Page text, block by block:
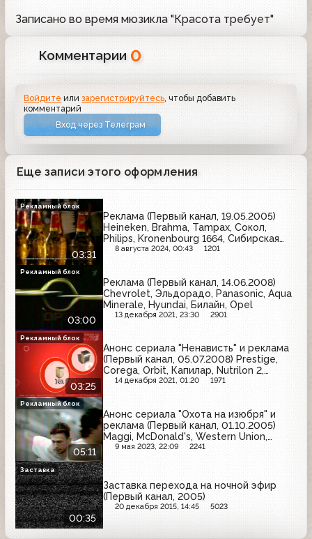
Записано во время мюзикла "Красота требует"
Комментарии 0
Войдите илизарегистрируйтесь , чтобы добавить
комментарий
Вход через Телеграм
Еще записи этого оформления
03:31
Реклама (Первый канал, 19.05.2005)
Heineken, Brahma, Tampax, Сокол,
Philips, Kronenbourg 1664, Сибирская
корона
8 августа 2024, 00:43 1201
Рекламный блок
03:00
Реклама (Первый канал, 14.06.2008)
Chevrolet, Эльдорадо, Panasonic, Aqua
Minerale, Hyundai, Билайн, Opel
13 декабря 2021, 23:30 2901
Рекламный блок
03:25
Анонс сериала "Ненависть" и реклама
(Первый канал, 05.07.2008) Prestige,
Corega, Orbit, Капилар, Nutrilon 2,
Имунеле, Raid, Solpadeine, М.Видео
14 декабря 2021, 01:20 1971
Рекламный блок
05:11
Анонс сериала "Охота на изюбря" и
реклама (Первый канал, 01.10.2005)
Maggi, McDonald's, Western Union,
Coca-Cola, Kitekat, Old Spice, Samsung,
9 мая 2023, 22:09 2241
Рекламный блок
00:35
Заставка перехода на ночной эфир
(Первый канал, 2005)
20 декабря 2015, 14:45 5023
Заставка